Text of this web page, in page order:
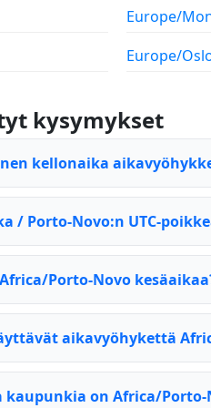
Europe/
Europe/
kysymykset
kellonaika
/ Porto-Novo:n UTC-
Porto-Novo
aikavyöhykettä
on Africa/